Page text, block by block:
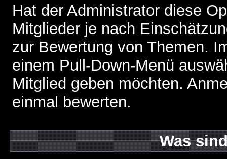
Hat der Administrator diese
Mitglieder je nach
zur Bewertung von Themen.
einem Pull-Down-Menü
Mitglied geben möchten.
einmal bewerten.
Was